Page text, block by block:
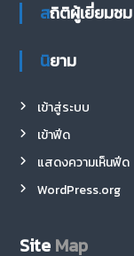
สถิติผู้เยี่ยมชม
นิยาม
เข้าสู่ระบบ
เข้าฟีด
แสดงความเห็นฟีด
WordPress.org
Site Map